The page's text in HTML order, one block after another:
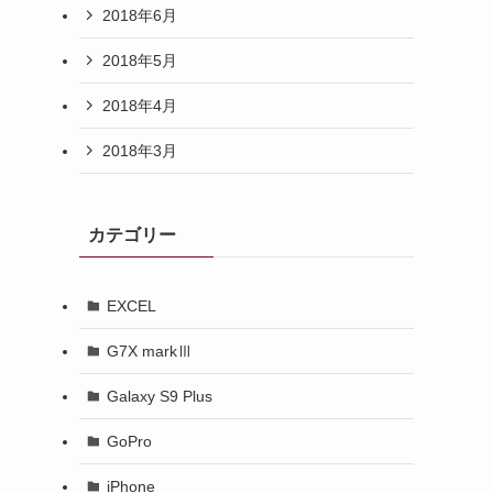
2018年6月
2018年5月
2018年4月
2018年3月
カテゴリー
EXCEL
G7X markⅢ
Galaxy S9 Plus
GoPro
iPhone